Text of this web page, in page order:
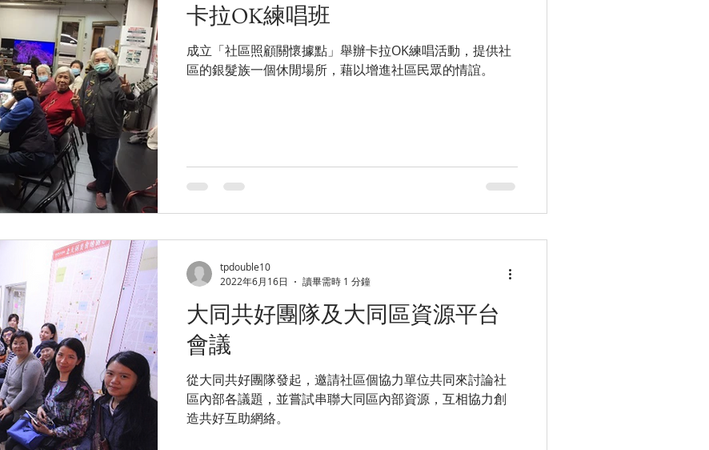
卡拉OK練唱班
成立「社區照顧關懷據點」舉辦卡拉OK練唱活動，提供社
區的銀髮族一個休閒場所，藉以增進社區民眾的情誼。
大同共好團隊及大同區資源平台
會議
從大同共好團隊發起，邀請社區個協力單位共同來討論社
區內部各議題，並嘗試串聯大同區內部資源，互相協力創
造共好互助網絡。
tpdouble10
2022年6月16日
讀畢需時 1 分鐘